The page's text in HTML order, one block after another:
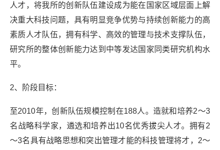
人才，将我所的创新队伍建设成为能在国家区域层面上解
决重大科技问题，具有明显竞争优势与持续创新能力的高
素质人才队伍，拥有科学、高效的管理与技术支撑队伍，
研究所的整体创新能力达到中等发达国家同类研究机构水
平。
2、阶段目标：
至2010年，创新队伍规模控制在188人。造就和培养2～3
名战略科学家，遴选和培养出10名优秀拔尖人才。拥有2
～3名具有战略思想和突出管理才能的科技管理将才，2～